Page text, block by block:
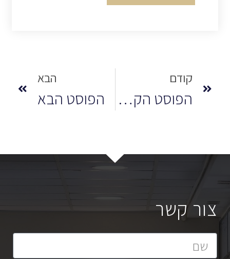
קודם
הפוסט הקודם
הבא
הפוסט הבא
צור קשר